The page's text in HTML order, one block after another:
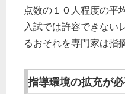
点数の１０人程度の平
入試では許容できない
るおそれを専門家は指
指導環境の拡充が